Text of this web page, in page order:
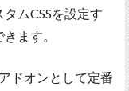
ムCSSを設定す
ます。
ドオンとして定番